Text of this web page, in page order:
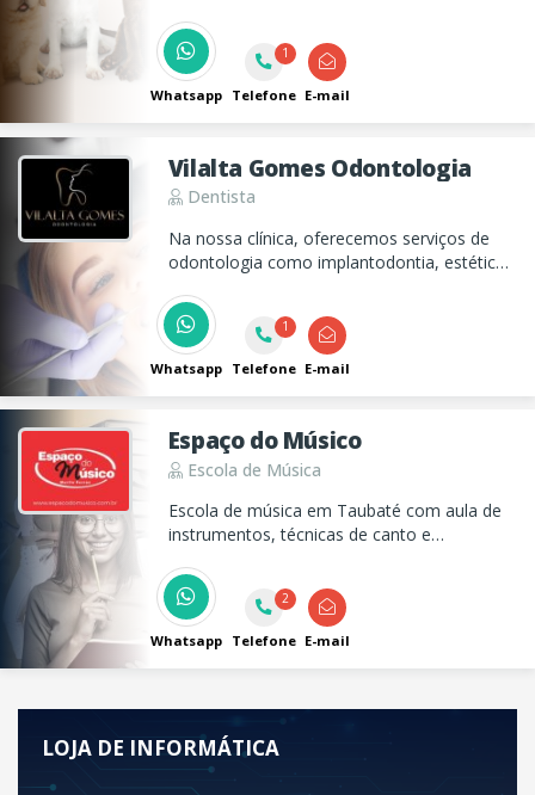
cuidado!
Whatsapp
1
Telefone E-mail
Vilalta Gomes Odontologia
Dentista
Na nossa clínica, oferecemos serviços de
odontologia como implantodontia, estética
atendimento de qualidade e um laboratório
próprio para garantir a sua satisfação.
Whatsapp
1
Telefone E-mail
Espaço do Músico
Escola de Música
Escola de música em Taubaté com aula de
instrumentos, técnicas de canto e
espaço do músico.
Whatsapp
2
Telefone E-mail
LOJA DE INFORMÁTICA